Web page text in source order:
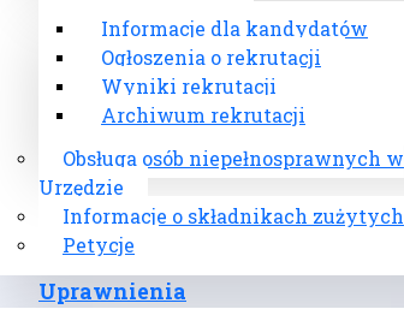
Informacje dla kandydatów
Ogłoszenia o rekrutacji
Wyniki rekrutacji
Archiwum rekrutacji
Obsługa osób niepełnosprawnych w
Urzędzie
Informacje o składnikach zużytych
Petycje
Uprawnienia